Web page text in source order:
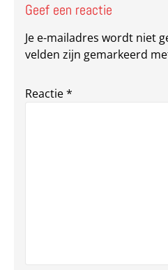
Geef een reactie
Je e-mailadres wordt niet
velden zijn gemarkeerd
Reactie*